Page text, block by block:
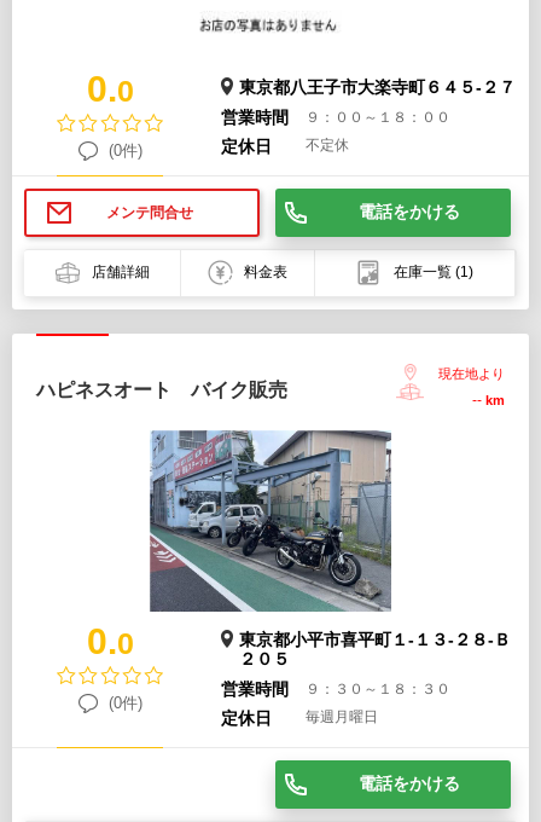
0.0
(0件)
東京都八王子市大楽寺町６４５-２７
営業時間
９：００～１８：００
定休日 不定休
メンテ問合せ 電話をかける
店舗詳細 料金表 在庫一覧 (1)
ハピネスオート バイク販売
現在地より
-- km
0.0
(0件)
東京都小平市喜平町１-１３-２８-Ｂ
２０５
営業時間
９：３０～１８：３０
定休日 毎週月曜日
電話をかける